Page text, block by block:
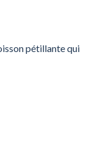
pétillante qui